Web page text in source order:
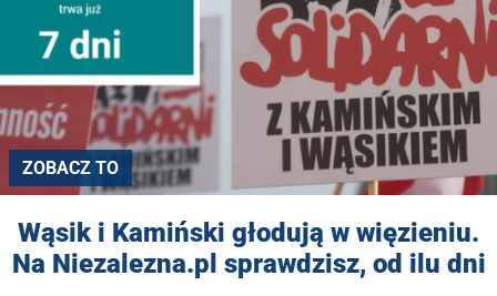
ZOBACZ TO
Wąsik i Kamiński głodują w więzieniu.
Na Niezalezna.pl sprawdzisz, od ilu dni